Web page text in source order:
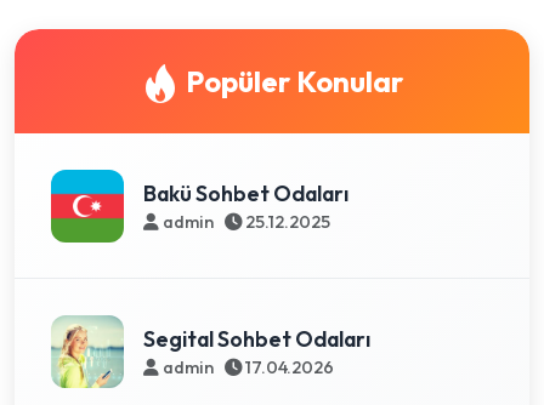
Popüler Konular
Bakü Sohbet Odaları
admin 25.12.2025
Segital Sohbet Odaları
admin 17.04.2026